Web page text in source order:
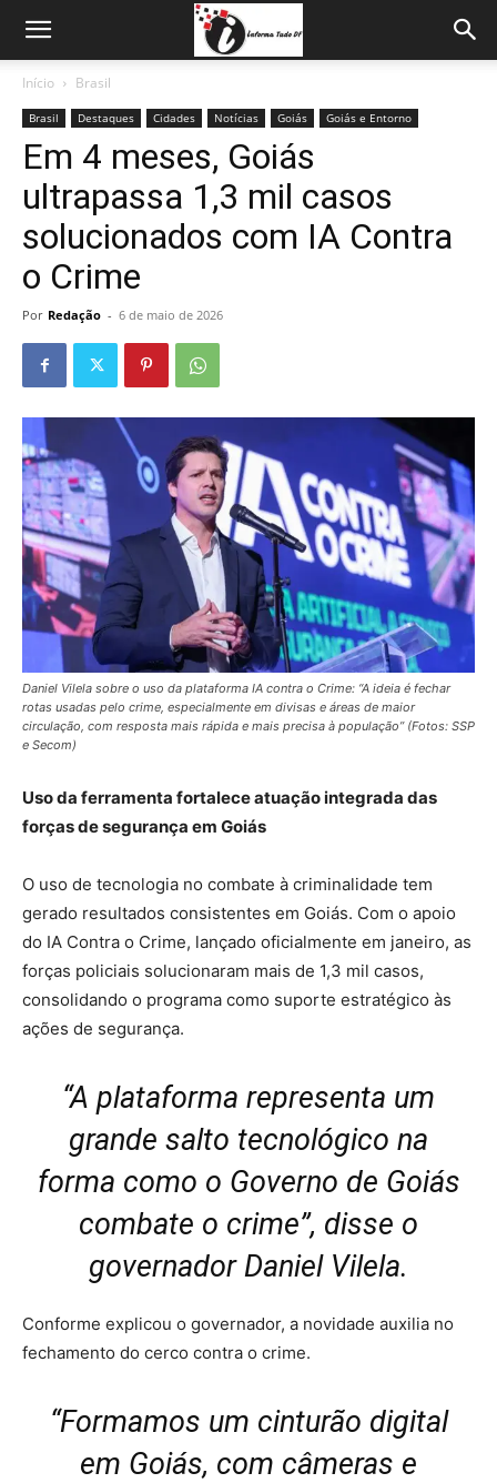
Início Brasil
Brasil Destaques Cidades Notícias Goiás Goiás e Entorno
Em 4 meses, Goiás
ultrapassa 1,3 mil casos
solucionados com IA Contra
o Crime
Por Redação - 6 de maio de 2026
Daniel Vilela sobre o uso da plataforma IA contra o Crime: “A ideia é fechar
rotas usadas pelo crime, especialmente em divisas e áreas de maior
circulação, com resposta mais rápida e mais precisa à população” (Fotos: SSP
e Secom)
Uso da ferramenta fortalece atuação integrada das
forças de segurança em Goiás
O uso de tecnologia no combate à criminalidade tem
gerado resultados consistentes em Goiás. Com o apoio
do IA Contra o Crime, lançado oficialmente em janeiro, as
forças policiais solucionaram mais de 1,3 mil casos,
consolidando o programa como suporte estratégico às
ações de segurança.
“A plataforma representa um
grande salto tecnológico na
forma como o Governo de Goiás
combate o crime”, disse o
governador Daniel Vilela.
Conforme explicou o governador, a novidade auxilia no
fechamento do cerco contra o crime.
“Formamos um cinturão digital
em Goiás, com câmeras e